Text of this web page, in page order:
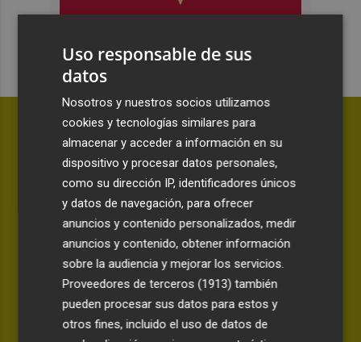
ANÁLISIS | LA CANTINA
Awa Fam deja más certezas que
Uso responsable de sus
datos
Nosotros y nuestros socios utilizamos
cookies y tecnologías similares para
almacenar y acceder a información en su
dispositivo y procesar datos personales,
como su dirección IP, identificadores únicos
y datos de navegación, para ofrecer
anuncios y contenido personalizados, medir
anuncios y contenido, obtener información
sobre la audiencia y mejorar los servicios.
Proveedores de terceros (1913) también
pueden procesar sus datos para estos y
otros fines, incluido el uso de datos de